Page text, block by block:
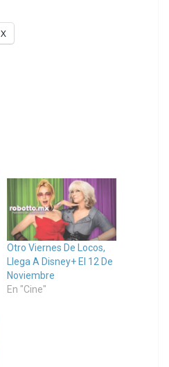
X
Otro Viernes De Locos,
Llega A Disney+ El 12 De
Noviembre
En "Cine"